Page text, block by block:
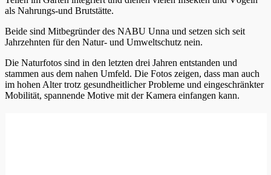
als Nahrungs-und Brutstätte.
Beide sind Mitbegründer des NABU Unna und setzen sich seit
Jahrzehnten für den Natur- und Umweltschutz nein.
Die Naturfotos sind in den letzten drei Jahren entstanden und
stammen aus dem nahen Umfeld. Die Fotos zeigen, dass man auch
im hohen Alter trotz gesundheitlicher Probleme und eingeschränkter
Mobilität, spannende Motive mit der Kamera einfangen kann.